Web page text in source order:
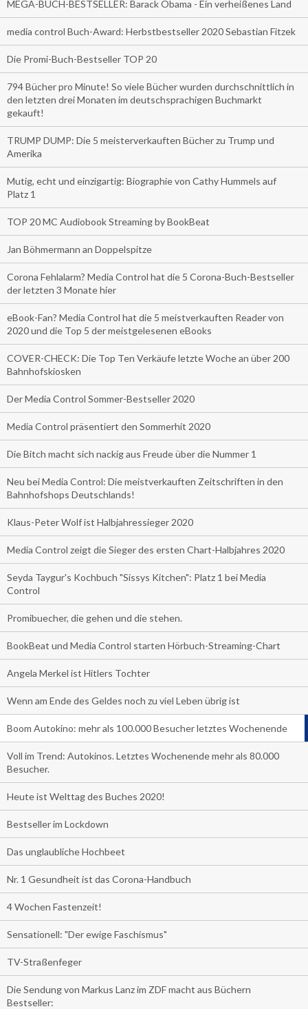
MEGA-BUCH-BESTSELLER: Barack Obama - Ein verheißenes Land
media control Buch-Award: Herbstbestseller 2020 Sebastian Fitzek
Die Promi-Buch-Bestseller TOP 20
794 Bücher pro Minute! So viele Bücher wurden durchschnittlich in
den letzten drei Monaten im deutschsprachigen Buchmarkt
gekauft!
TRUMP DUMP: Die 5 meisterverkauften Bücher zu Trump und
Amerika
Mutig, echt und einzigartig: Biographie von Cathy Hummels auf
Platz 1
TOP 20 MC Audiobook Streaming by BookBeat
Jan Böhmermann an Doppelspitze
Corona Fehlalarm? Media Control hat die 5 Corona-Buch-Bestseller
der letzten 3 Monate hier
eBook-Fan? Media Control hat die 5 meistverkauften Reader von
2020 und die Top 5 der meistgelesenen eBooks
COVER-CHECK: Die Top Ten Verkäufe letzte Woche an über 200
Bahnhofskiosken
Der Media Control Sommer-Bestseller 2020
Media Control präsentiert den Sommerhit 2020
Die Bitch macht sich nackig aus Freude über die Nummer 1
Neu bei Media Control: Die meistverkauften Zeitschriften in den
Bahnhofshops Deutschlands!
Klaus-Peter Wolf ist Halbjahressieger 2020
Media Control zeigt die Sieger des ersten Chart-Halbjahres 2020
Seyda Taygur's Kochbuch "Sissys Kitchen": Platz 1 bei Media
Control
Promibuecher, die gehen und die stehen.
BookBeat und Media Control starten Hörbuch-Streaming-Chart
Angela Merkel ist Hitlers Tochter
Wenn am Ende des Geldes noch zu viel Leben übrig ist
Boom Autokino: mehr als 100.000 Besucher letztes Wochenende
Voll im Trend: Autokinos. Letztes Wochenende mehr als 80.000
Besucher.
Heute ist Welttag des Buches 2020!
Bestseller im Lockdown
Das unglaubliche Hochbeet
Nr. 1 Gesundheit ist das Corona-Handbuch
4 Wochen Fastenzeit!
Sensationell: "Der ewige Faschismus"
TV-Straßenfeger
Die Sendung von Markus Lanz im ZDF macht aus Büchern
Bestseller: